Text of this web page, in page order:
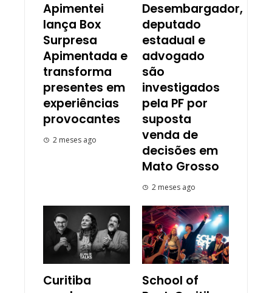
Apimentei
lança Box
Surpresa
Apimentada e
transforma
presentes em
experiências
provocantes
2 meses ago
Desembargador,
deputado
estadual e
advogado
são
investigados
pela PF por
suposta
venda de
decisões em
Mato Grosso
2 meses ago
Curitiba
School of